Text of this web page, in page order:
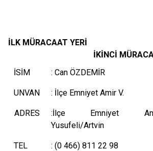
İLK
İKİNCİ
İSİM
: Can ÖZDEMİR
UNVAN : İlçe Emniyet
ADRES
:İlçe Emniyet
Yusufeli/Artvin
TEL : (0 466) 811 22 98